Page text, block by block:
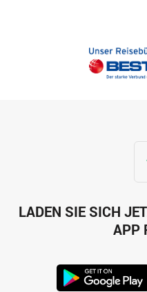
LADEN SIE SICH
APP